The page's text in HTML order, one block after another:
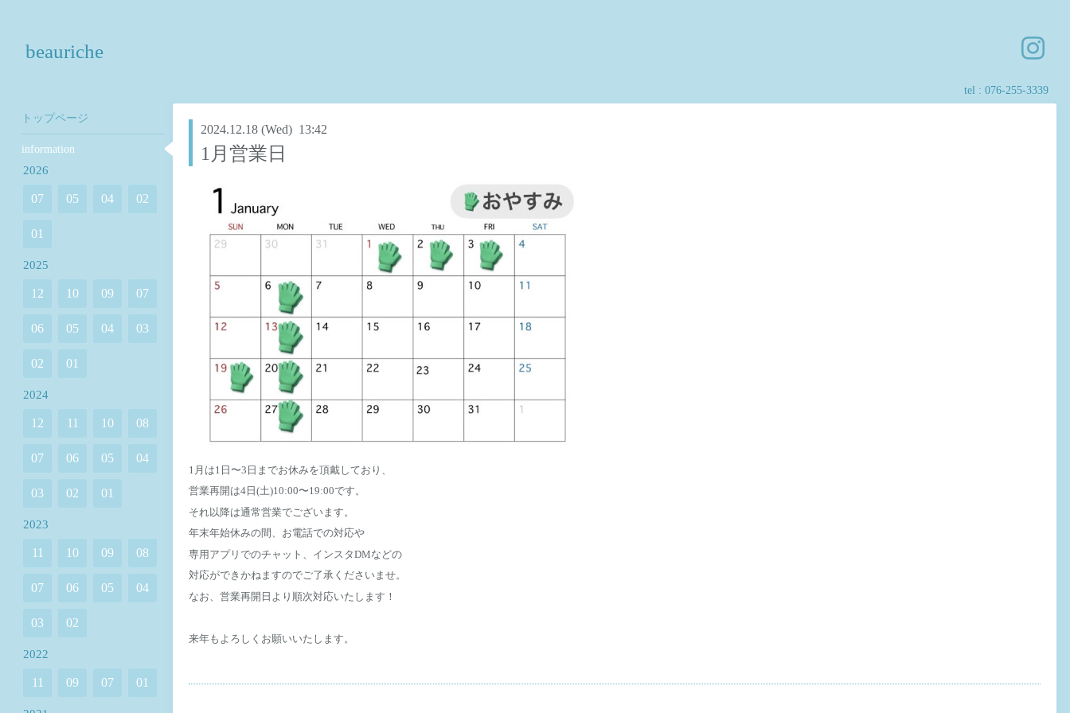
beauriche
tel : 076-255-3339
2024.12.18 (Wed) 13:42
1月営業日
1月は1日〜3日までお休みを頂戴しており、
営業再開は4日(土)10:00〜19:00です。
それ以降は通常営業でございます。
年末年始休みの間、お電話での対応や
専用アプリでのチャット、インスタDMなどの
対応ができかねますのでご了承くださいませ。
なお、営業再開日より順次対応いたします！
来年もよろしくお願いいたします。
トップページ
information
2026
07 05 04 02
01
2025
12 10 09 07
06 05 04 03
02 01
2024
12 11 10 08
07 06 05 04
03 02 01
2023
11 10 09 08
07 06 05 04
03 02
2022
11 09 07 01